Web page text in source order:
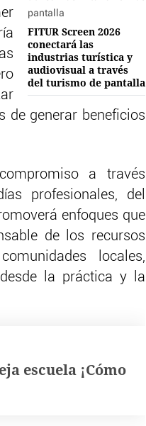
FITUR Screen 2026
conectará las
industrias turística y
audiovisual a través
del turismo de pantalla
de generar beneficios
a través
profesionales, del
enfoques que
de los recursos
locales,
la práctica y la
escuela ¡Cómo